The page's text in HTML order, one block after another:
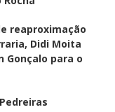
reaproximação
Didi Moita
Gonçalo para o